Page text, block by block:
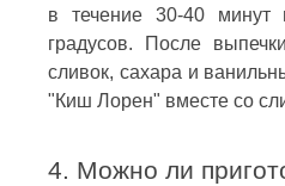
в течение 30-40 минут
градусов. После
сливок, сахара и
"Киш Лорен" вместе со
4. Можно ли